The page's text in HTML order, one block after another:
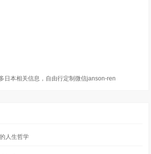
日本相关信息，自由行定制微信janson-ren
人生哲学